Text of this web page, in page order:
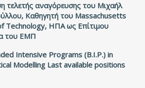
τελετής αναγόρευσης του Μιχαήλ
Καθηγητή του Massachusetts
Technology, ΗΠΑ ως Επίτιμου
του ΕΜΠ
Intensive Programs (B.I.P.) in
Modelling Last available positions